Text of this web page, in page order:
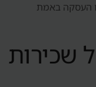
העסקה באמת
שכירות